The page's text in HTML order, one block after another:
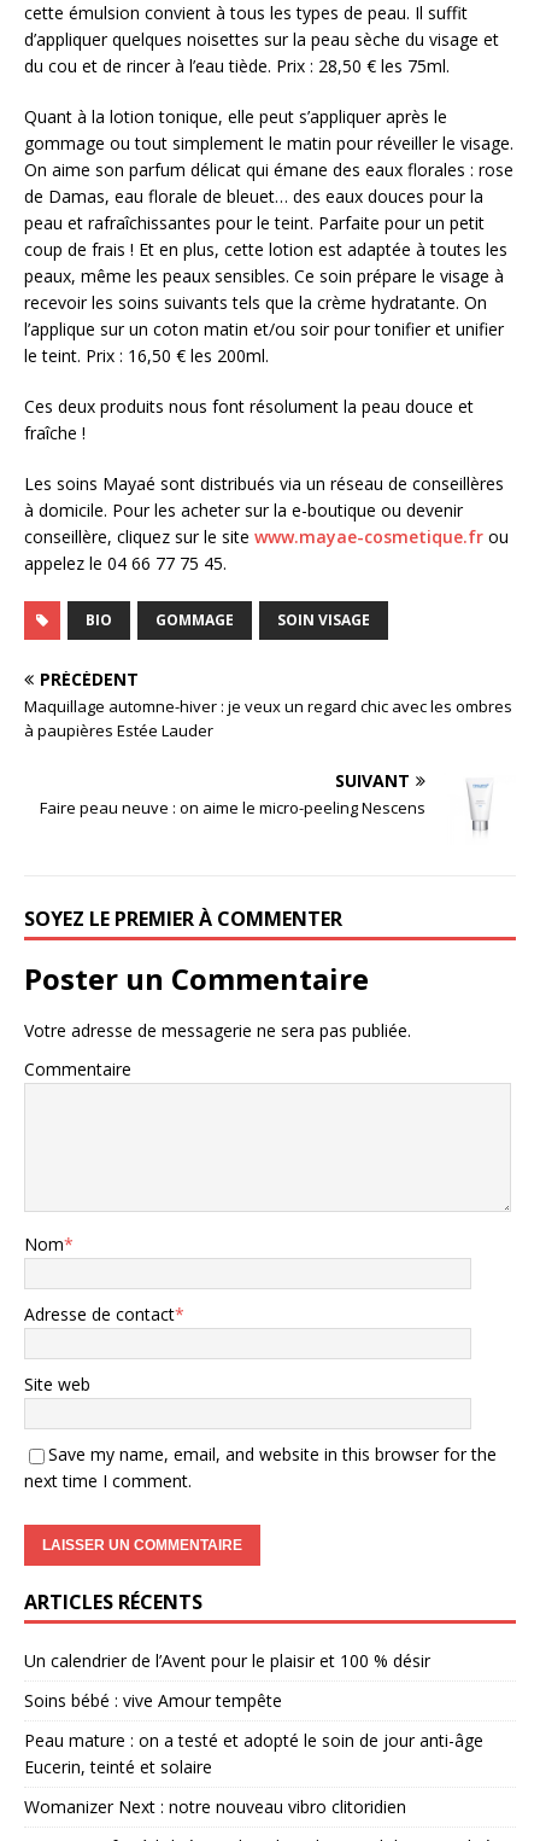
cette émulsion convient à tous les types de peau. Il suffit
d’appliquer quelques noisettes sur la peau sèche du visage et
du cou et de rincer à l’eau tiède. Prix : 28,50 € les 75ml.
Quant à la lotion tonique, elle peut s’appliquer après le
gommage ou tout simplement le matin pour réveiller le visage.
On aime son parfum délicat qui émane des eaux florales : rose
de Damas, eau florale de bleuet… des eaux douces pour la
peau et rafraîchissantes pour le teint. Parfaite pour un petit
coup de frais ! Et en plus, cette lotion est adaptée à toutes les
peaux, même les peaux sensibles. Ce soin prépare le visage à
recevoir les soins suivants tels que la crème hydratante. On
l’applique sur un coton matin et/ou soir pour tonifier et unifier
le teint. Prix : 16,50 € les 200ml.
Ces deux produits nous font résolument la peau douce et
fraîche !
Les soins Mayaé sont distribués via un réseau de conseillères
à domicile. Pour les acheter sur la e-boutique ou devenir
conseillère, cliquez sur le site www.mayae-cosmetique.fr ou
appelez le 04 66 77 75 45.
BIO GOMMAGE SOIN VISAGE
PRÉCÉDENT
Maquillage automne-hiver : je veux un regard chic avec les ombres
à paupières Estée Lauder
SUIVANT
Faire peau neuve : on aime le micro-peeling Nescens
SOYEZ LE PREMIER À COMMENTER
Poster un Commentaire
Votre adresse de messagerie ne sera pas publiée.
Commentaire
Nom*
Adresse de contact*
Site web
Save my name, email, and website in this browser for the
next time I comment.
ARTICLES RÉCENTS
Un calendrier de l’Avent pour le plaisir et 100 % désir
Soins bébé : vive Amour tempête
Peau mature : on a testé et adopté le soin de jour anti-âge
Eucerin, teinté et solaire
Womanizer Next : notre nouveau vibro clitoridien